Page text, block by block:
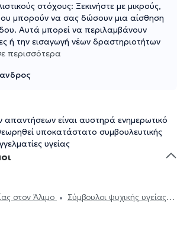
στόχους: Ξεκινήστε με μικρούς,
μπορούν να σας δώσουν μια αίσθηση
Αυτά μπορεί να περιλαμβάνουν
ή την εισαγωγή νέων δραστηριοτήτων
περισσότερα
απαντήσεων είναι αυστηρά ενημερωτικό
υποκατάστατο συμβουλευτικής
υγείας
στον Άλιμο
Σύμβουλοι ψυχικής υγείας